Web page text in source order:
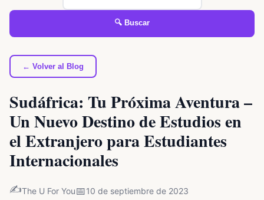
🔍 Buscar
← Volver al Blog
Sudáfrica: Tu Próxima Aventura –
Un Nuevo Destino de Estudios en
el Extranjero para Estudiantes
Internacionales
✍️The U For You📅10 de septiembre de 2023